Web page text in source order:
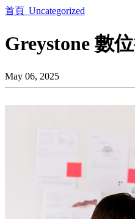
首頁 Uncategorized
Greystone 數
May 06, 2025